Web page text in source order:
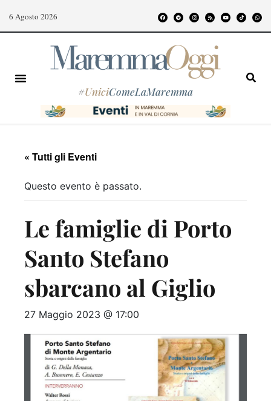
6 Agosto 2026
#UniciComeLaMaremma
« Tutti gli Eventi
Questo evento è passato.
Le famiglie di Porto
Santo Stefano
sbarcano al Giglio
27 Maggio 2023 @ 17:00